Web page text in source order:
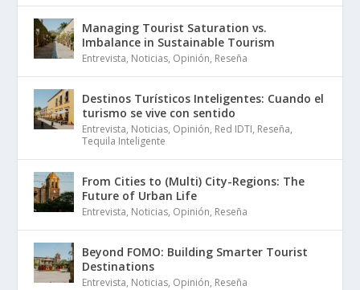
Managing Tourist Saturation vs.
Imbalance in Sustainable Tourism
Entrevista, Noticias, Opinión, Reseña
Destinos Turísticos Inteligentes: Cuando el
turismo se vive con sentido
Entrevista, Noticias, Opinión, Red IDTI, Reseña,
Tequila Inteligente
From Cities to (Multi) City-Regions: The
Future of Urban Life
Entrevista, Noticias, Opinión, Reseña
Beyond FOMO: Building Smarter Tourist
Destinations
Entrevista, Noticias, Opinión, Reseña